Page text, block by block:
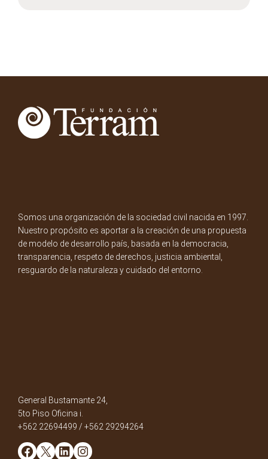
Somos una organización de la sociedad civil nacida en 1997.
Nuestro propósito es aportar a la creación de una propuesta
de modelo de desarrollo país, basada en la democracia,
transparencia, respeto de derechos, justicia ambiental,
resguardo de la naturaleza y cuidado del entorno.
General Bustamante 24,
5to Piso Oficina i.
+562 22694499 / +562 29294264